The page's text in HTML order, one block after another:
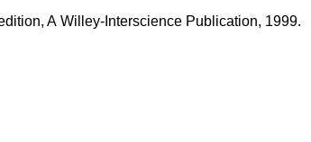
A Willey-Interscience Publication, 1999.